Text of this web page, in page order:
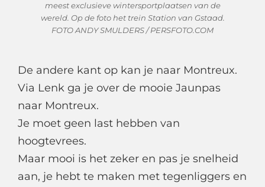
meest exclusieve wintersportplaatsen van de
wereld. Op de foto het trein Station van Gstaad.
FOTO ANDY SMULDERS / PERSFOTO.COM
De andere kant op kan je naar Montreux.
Via Lenk ga je over de mooie Jaunpas
naar Montreux.
Je moet geen last hebben van
hoogtevrees.
Maar mooi is het zeker en pas je snelheid
aan, je hebt te maken met tegenliggers en